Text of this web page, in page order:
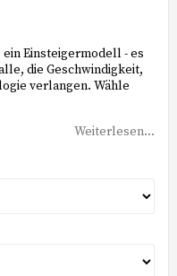
ein Einsteigermodell - es
die Geschwindigkeit,
verlangen. Wähle
Weiterlesen...